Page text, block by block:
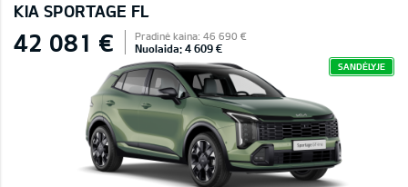
KIA SPORTAGE FL
42 081 € Pradinė kaina: 46 690 €
Nuolaida: 4 609 €
SANDĖLYJE